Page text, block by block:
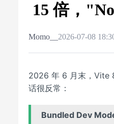
15 倍，
Momo__ 2026-07-08
2026 年 6 月末，Vite
话很反常：
Bundled Dev